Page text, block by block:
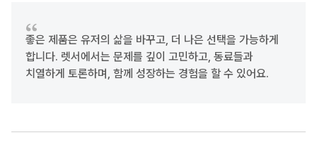
좋은 제품은 유저의 삶을 바꾸고, 더 나은 선택을 가능하게
합니다. 렛서에서는 문제를 깊이 고민하고, 동료들과
치열하게 토론하며, 함께 성장하는 경험을 할 수 있어요.